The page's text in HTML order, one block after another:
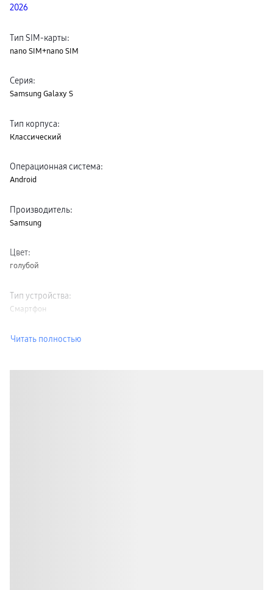
2026
Тип SIM-карты:
nano SIM+nano SIM
Серия:
Samsung Galaxy S
Тип корпуса:
Классический
Операционная система:
Android
Производитель:
Samsung
Цвет:
голубой
Тип устройства:
Смартфон
Читать полностью